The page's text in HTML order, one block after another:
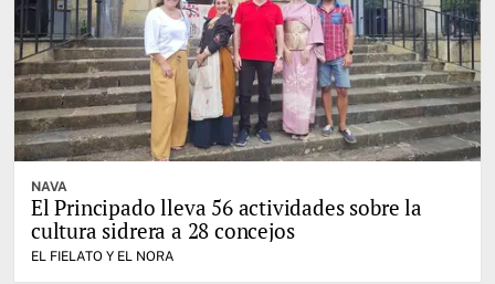
NAVA
El Principado lleva 56 actividades sobre la
cultura sidrera a 28 concejos
EL FIELATO Y EL NORA